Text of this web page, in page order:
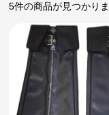
5件の商品が見つかり